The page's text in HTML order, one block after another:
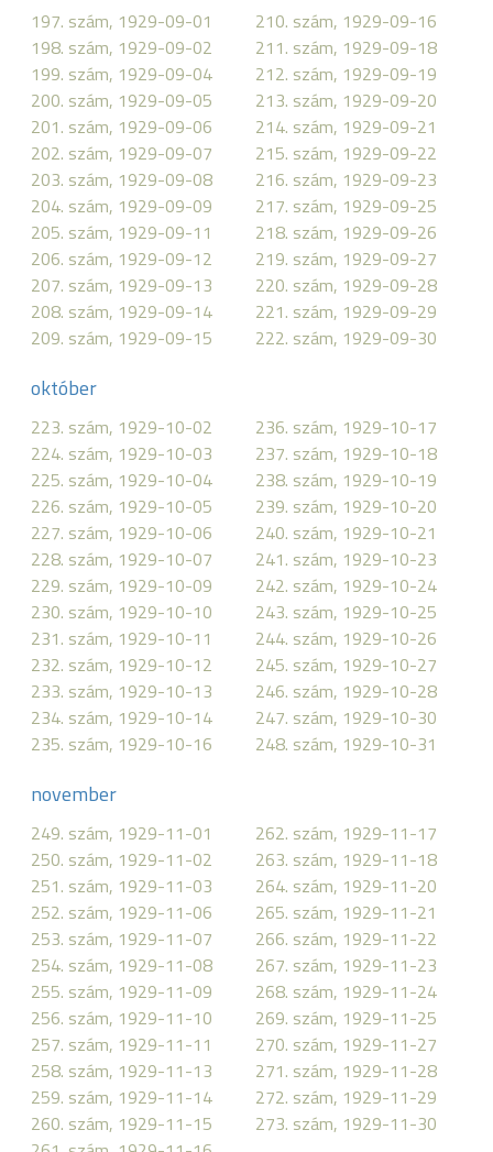
197. szám, 1929-09-01
198. szám, 1929-09-02
199. szám, 1929-09-04
200. szám, 1929-09-05
201. szám, 1929-09-06
202. szám, 1929-09-07
203. szám, 1929-09-08
204. szám, 1929-09-09
205. szám, 1929-09-11
206. szám, 1929-09-12
207. szám, 1929-09-13
208. szám, 1929-09-14
209. szám, 1929-09-15
210. szám, 1929-09-16
211. szám, 1929-09-18
212. szám, 1929-09-19
213. szám, 1929-09-20
214. szám, 1929-09-21
215. szám, 1929-09-22
216. szám, 1929-09-23
217. szám, 1929-09-25
218. szám, 1929-09-26
219. szám, 1929-09-27
220. szám, 1929-09-28
221. szám, 1929-09-29
222. szám, 1929-09-30
október
223. szám, 1929-10-02
224. szám, 1929-10-03
225. szám, 1929-10-04
226. szám, 1929-10-05
227. szám, 1929-10-06
228. szám, 1929-10-07
229. szám, 1929-10-09
230. szám, 1929-10-10
231. szám, 1929-10-11
232. szám, 1929-10-12
233. szám, 1929-10-13
234. szám, 1929-10-14
235. szám, 1929-10-16
236. szám, 1929-10-17
237. szám, 1929-10-18
238. szám, 1929-10-19
239. szám, 1929-10-20
240. szám, 1929-10-21
241. szám, 1929-10-23
242. szám, 1929-10-24
243. szám, 1929-10-25
244. szám, 1929-10-26
245. szám, 1929-10-27
246. szám, 1929-10-28
247. szám, 1929-10-30
248. szám, 1929-10-31
november
249. szám, 1929-11-01
250. szám, 1929-11-02
251. szám, 1929-11-03
252. szám, 1929-11-06
253. szám, 1929-11-07
254. szám, 1929-11-08
255. szám, 1929-11-09
256. szám, 1929-11-10
257. szám, 1929-11-11
258. szám, 1929-11-13
259. szám, 1929-11-14
260. szám, 1929-11-15
262. szám, 1929-11-17
263. szám, 1929-11-18
264. szám, 1929-11-20
265. szám, 1929-11-21
266. szám, 1929-11-22
267. szám, 1929-11-23
268. szám, 1929-11-24
269. szám, 1929-11-25
270. szám, 1929-11-27
271. szám, 1929-11-28
272. szám, 1929-11-29
273. szám, 1929-11-30